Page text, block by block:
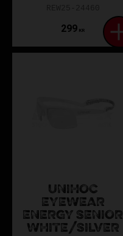
299 KR
UNIHOC
EYEWEAR
ENERGY SENIOR
WHITE/SILVER